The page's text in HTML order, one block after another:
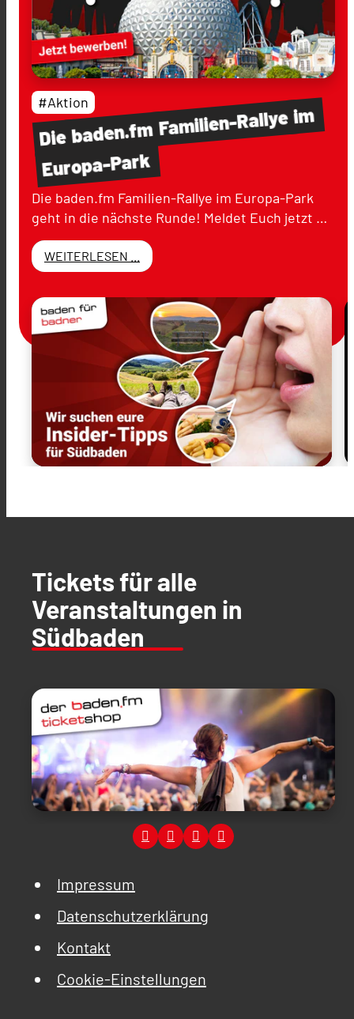
Diebaden.fmFamilien-Rallyeim
Europa-Park
#Aktion
Die baden.fm Familien-Rallye im Europa-Park
geht in die nächste Runde! Meldet Euch jetzt …
WEITERLESEN ...
Tickets für alle
Veranstaltungen in
Südbaden
Impressum
Datenschutzerklärung
Kontakt
Cookie-Einstellungen